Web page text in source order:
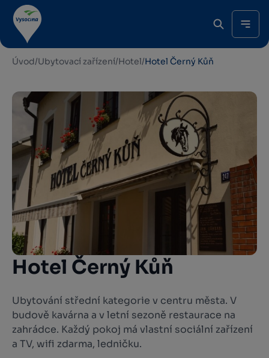
Úvod/Ubytovací zařízení/Hotel/Hotel Černý Kůň
Hotel Černý Kůň
Ubytování střední kategorie v centru města. V
budově kavárna a v letní sezoně restaurace na
zahrádce. Každý pokoj má vlastní sociální zařízení
a TV, wifi zdarma, ledničku.